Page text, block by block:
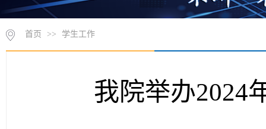
首页 >> 学生工作
我院举办2024